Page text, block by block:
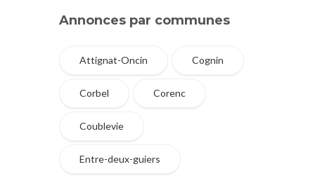
Annonces par communes
Attignat-Oncin Cognin
Corbel Corenc
Coublevie
Entre-deux-guiers